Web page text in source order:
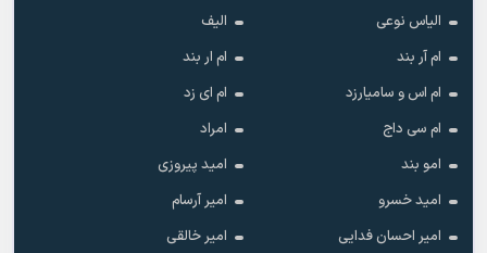
الیاس نوعی
الیف
ام آر بند
ام ار بند
ام اس و سامیارزد
ام ای زد
ام سی داج
امراد
امو بند
امید پیروزی
امید خسرو
امیر آرسام
امیر احسان فدایی
امیر خالقى